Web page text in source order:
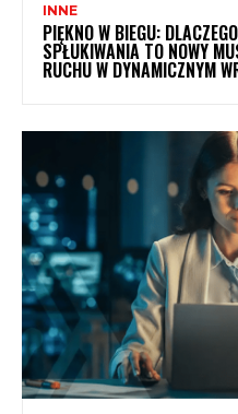
INNE
PIĘKNO W BIEGU:
SPŁUKIWANIA TO NOWY
RUCHU W DYNAMICZNYM